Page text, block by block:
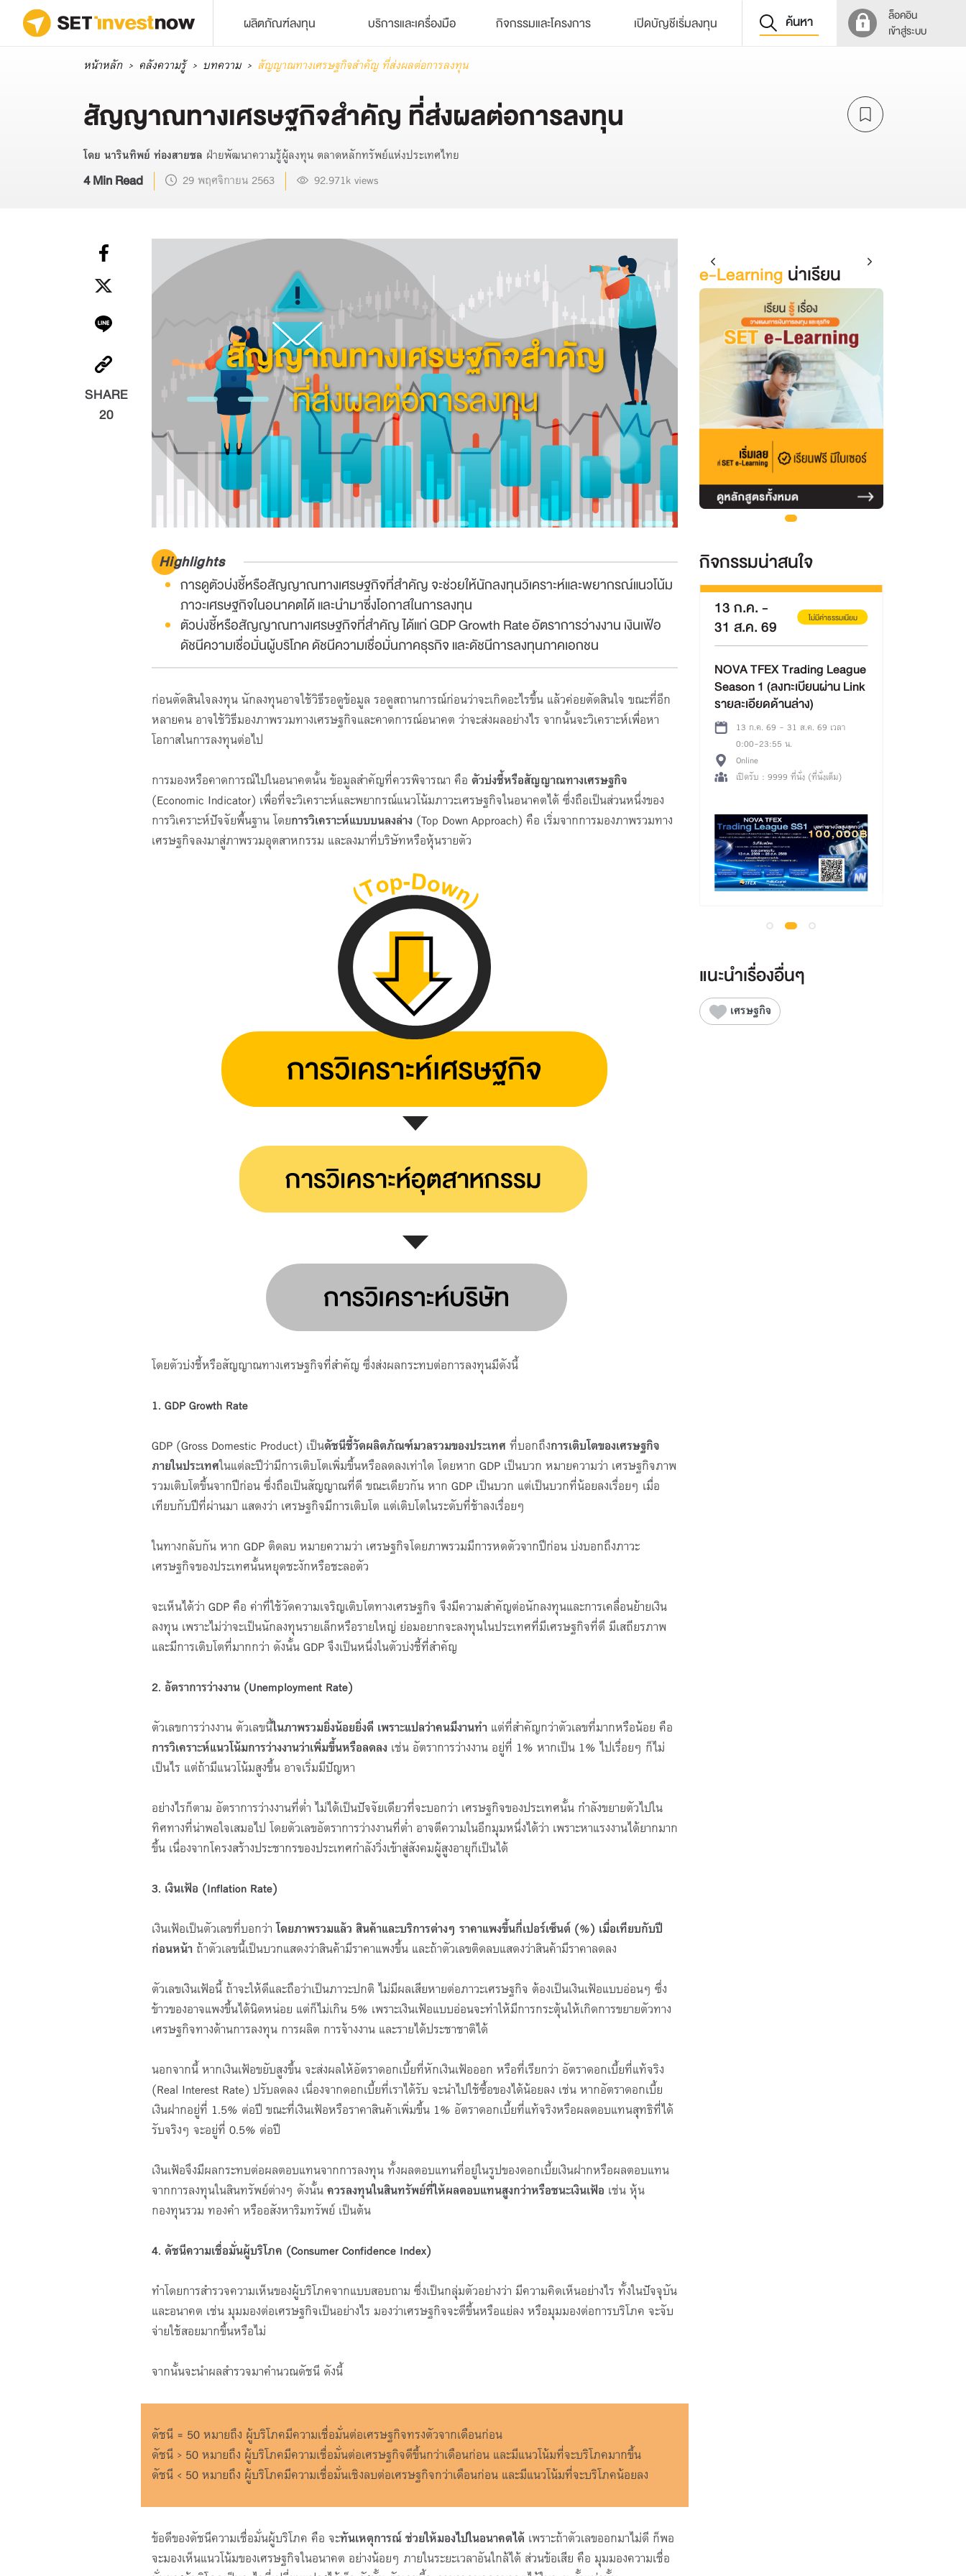
ผลิตภัณฑ์ลงทุน บริการและเครื่องมือ กิจกรรมและโครงการ เปิดบัญชีเริ่มลงทุน ค้นหา
ล็อคอิน
เข้าสู่ระบบ
หน้าหลัก คลังความรู้ บทความ สัญญาณทางเศรษฐกิจสำคัญ ที่ส่งผลต่อการลงทุน
สัญญาณทางเศรษฐกิจสำคัญ ที่ส่งผลต่อการลงทุน
โดย นารินทิพย์ ท่องสายชล ฝ่ายพัฒนาความรู้ผู้ลงทุน ตลาดหลักทรัพย์แห่งประเทศไทย
4 Min Read 29 พฤศจิกายน 2563 92.971k views
SHARE
20
Highlights
การดูตัวบ่งชี้หรือสัญญาณทางเศรษฐกิจที่สำคัญ จะช่วยให้นักลงทุนวิเคราะห์และพยากรณ์แนวโน้ม
ภาวะเศรษฐกิจในอนาคตได้ และนำมาซึ่งโอกาสในการลงทุน
ตัวบ่งชี้หรือสัญญาณทางเศรษฐกิจที่สำคัญ ได้แก่ GDP Growth Rate อัตราการว่างงาน เงินเฟ้อ
ดัชนีความเชื่อมั่นผู้บริโภค ดัชนีความเชื่อมั่นภาคธุรกิจ และดัชนีการลงทุนภาคเอกชน
ก่อนตัดสินใจลงทุน นักลงทุนอาจใช้วิธีรอดูข้อมูล รอดูสถานการณ์ก่อนว่าจะเกิดอะไรขึ้น แล้วค่อยตัดสินใจ ขณะที่อีก
หลายคน อาจใช้วิธีมองภาพรวมทางเศรษฐกิจและคาดการณ์อนาคต ว่าจะส่งผลอย่างไร จากนั้นจะวิเคราะห์เพื่อหา
โอกาสในการลงทุนต่อไป
การมองหรือคาดการณ์ไปในอนาคตนั้น ข้อมูลสำคัญที่ควรพิจารณา คือ ตัวบ่งชี้หรือสัญญาณทางเศรษฐกิจ
(Economic Indicator) เพื่อที่จะวิเคราะห์และพยากรณ์แนวโน้มภาวะเศรษฐกิจในอนาคตได้ ซึ่งถือเป็นส่วนหนึ่งของ
การวิเคราะห์ปัจจัยพื้นฐาน โดยการวิเคราะห์แบบบนลงล่าง(Top Down Approach) คือ เริ่มจากการมองภาพรวมทาง
เศรษฐกิจลงมาสู่ภาพรวมอุตสาหกรรม และลงมาที่บริษัทหรือหุ้นรายตัว
โดยตัวบ่งชี้หรือสัญญาณทางเศรษฐกิจที่สำคัญ ซึ่งส่งผลกระทบต่อการลงทุนมีดังนี้
1. GDP Growth Rate
GDP (Gross Domestic Product) เป็นดัชนีชี้วัดผลิตภัณฑ์มวลรวมของประเทศ ที่บอกถึงการเติบโตของเศรษฐกิจ
ภายในประเทศในแต่ละปีว่ามีการเติบโตเพิ่มขึ้นหรือลดลงเท่าใด โดยหาก GDP เป็นบวก หมายความว่า เศรษฐกิจภาพ
รวมเติบโตขึ้นจากปีก่อน ซึ่งถือเป็นสัญญาณที่ดี ขณะเดียวกัน หาก GDP เป็นบวก แต่เป็นบวกที่น้อยลงเรื่อยๆ เมื่อ
เทียบกับปีที่ผ่านมา แสดงว่า เศรษฐกิจมีการเติบโต แต่เติบโตในระดับที่ช้าลงเรื่อยๆ
ในทางกลับกัน หาก GDP ติดลบ หมายความว่า เศรษฐกิจโดยภาพรวมมีการหดตัวจากปีก่อน บ่งบอกถึงภาวะ
เศรษฐกิจของประเทศนั้นหยุดชะงักหรือชะลอตัว
จะเห็นได้ว่า GDP คือ ค่าที่ใช้วัดความเจริญเติบโตทางเศรษฐกิจ จึงมีความสำคัญต่อนักลงทุนและการเคลื่อนย้ายเงิน
ลงทุน เพราะไม่ว่าจะเป็นนักลงทุนรายเล็กหรือรายใหญ่ ย่อมอยากจะลงทุนในประเทศที่มีเศรษฐกิจที่ดี มีเสถียรภาพ
และมีการเติบโตที่มากกว่า ดังนั้น GDP จึงเป็นหนึ่งในตัวบ่งชี้ที่สำคัญ
2. อัตราการว่างงาน (Unemployment Rate)
ตัวเลขการว่างงาน ตัวเลขนี้ในภาพรวมยิ่งน้อยยิ่งดี เพราะแปลว่าคนมีงานทำแต่ที่สำคัญกว่าตัวเลขที่มากหรือน้อย คือ
การวิเคราะห์แนวโน้มการว่างงานว่าเพิ่มขึ้นหรือลดลงเช่น อัตราการว่างงาน อยู่ที่ 1% หากเป็น 1% ไปเรื่อยๆ ก็ไม่
เป็นไร แต่ถ้ามีแนวโน้มสูงขึ้น อาจเริ่มมีปัญหา
อย่างไรก็ตาม อัตราการว่างงานที่ต่ำ ไม่ได้เป็นปัจจัยเดียวที่จะบอกว่า เศรษฐกิจของประเทศนั้น กำลังขยายตัวไปใน
ทิศทางที่น่าพอใจเสมอไป โดยตัวเลขอัตราการว่างงานที่ต่ำ อาจตีความในอีกมุมหนึ่งได้ว่า เพราะหาแรงงานได้ยากมาก
ขึ้น เนื่องจากโครงสร้างประชากรของประเทศกำลังวิ่งเข้าสู่สังคมผู้สูงอายุก็เป็นได้
3. เงินเฟ้อ (Inflation Rate)
เงินเฟ้อเป็นตัวเลขที่บอกว่าโดยภาพรวมแล้ว สินค้าและบริการต่างๆ ราคาแพงขึ้นกี่เปอร์เซ็นต์ (%) เมื่อเทียบกับปี
ก่อนหน้าถ้าตัวเลขนี้เป็นบวกแสดงว่าสินค้ามีราคาแพงขึ้น และถ้าตัวเลขติดลบแสดงว่าสินค้ามีราคาลดลง
ตัวเลขเงินเฟ้อนี้ ถ้าจะให้ดีและถือว่าเป็นภาวะปกติ ไม่มีผลเสียหายต่อภาวะเศรษฐกิจ ต้องเป็นเงินเฟ้อแบบอ่อนๆ ซึ่ง
ข้าวของอาจแพงขึ้นได้นิดหน่อย แต่ก็ไม่เกิน 5% เพราะเงินเฟ้อแบบอ่อนจะทำให้มีการกระตุ้นให้เกิดการขยายตัวทาง
เศรษฐกิจทางด้านการลงทุน การผลิต การจ้างงาน และรายได้ประชาชาติได้
นอกจากนี้ หากเงินเฟ้อขยับสูงขึ้น จะส่งผลให้อัตราดอกเบี้ยที่หักเงินเฟ้อออก หรือที่เรียกว่า อัตราดอกเบี้ยที่แท้จริง
(Real Interest Rate) ปรับลดลง เนื่องจากดอกเบี้ยที่เราได้รับ จะนำไปใช้ซื้อของได้น้อยลง เช่น หากอัตราดอกเบี้ย
เงินฝากอยู่ที่ 1.5% ต่อปี ขณะที่เงินเฟ้อหรือราคาสินค้าเพิ่มขึ้น 1% อัตราดอกเบี้ยที่แท้จริงหรือผลตอบแทนสุทธิที่ได้
รับจริงๆ จะอยู่ที่ 0.5% ต่อปี
เงินเฟ้อจึงมีผลกระทบต่อผลตอบแทนจากการลงทุน ทั้งผลตอบแทนที่อยู่ในรูปของดอกเบี้ยเงินฝากหรือผลตอบแทน
จากการลงทุนในสินทรัพย์ต่างๆ ดังนั้นควรลงทุนในสินทรัพย์ที่ให้ผลตอบแทนสูงกว่าหรือชนะเงินเฟ้อ เช่น หุ้น
กองทุนรวม ทองคำ หรืออสังหาริมทรัพย์ เป็นต้น
4. ดัชนีความเชื่อมั่นผู้บริโภค (Consumer Confidence Index)
ทำโดยการสำรวจความเห็นของผู้บริโภคจากแบบสอบถาม ซึ่งเป็นกลุ่มตัวอย่างว่า มีความคิดเห็นอย่างไร ทั้งในปัจจุบัน
และอนาคต เช่น มุมมองต่อเศรษฐกิจเป็นอย่างไร มองว่าเศรษฐกิจจะดีขึ้นหรือแย่ลง หรือมุมมองต่อการบริโภค จะจับ
จ่ายใช้สอยมากขึ้นหรือไม่
จากนั้นจะนำผลสำรวจมาคำนวณดัชนี ดังนี้
ดัชนี = 50 หมายถึง ผู้บริโภคมีความเชื่อมั่นต่อเศรษฐกิจทรงตัวจากเดือนก่อน
ดัชนี > 50 หมายถึง ผู้บริโภคมีความเชื่อมั่นต่อเศรษฐกิจดีขึ้นกว่าเดือนก่อน และมีแนวโน้มที่จะบริโภคมากขึ้น
ดัชนี < 50 หมายถึง ผู้บริโภคมีความเชื่อมั่นเชิงลบต่อเศรษฐกิจกว่าเดือนก่อน และมีแนวโน้มที่จะบริโภคน้อยลง
ข้อดีของดัชนีความเชื่อมั่นผู้บริโภค คือ จะทันเหตุการณ์ ช่วยให้มองไปในอนาคตได้เพราะถ้าตัวเลขออกมาไม่ดี ก็พอ
จะมองเห็นแนวโน้มของเศรษฐกิจในอนาคต อย่างน้อยๆ ภายในระยะเวลาอันใกล้ได้ ส่วนข้อเสีย คือ มุมมองความเชื่อ
e-Learning น่าเรียน
กิจกรรมน่าสนใจ
30 พ.ย. 69
ไม่มีค่าธรรมเนียม
โครงการ TFEX Academy+
31 มี.ค. 69 - 30 พ.ย. 69 เวลา
เปิดรับ : 3000 ที่นั่ง (คงเหลือ 856 ที่
นั่ง)
13 ก.ค.-
31 ส.ค. 69
ไม่มีค่าธรรมเนียม
NOVA TFEX Trading League
Season 1 (ลงทะเบียนผ่าน Link
รายละเอียดด้านล่าง)
13 ก.ค. 69 - 31 ส.ค. 69 เวลา
0:00-23:55 น.
Online
เปิดรับ : 9999 ที่นั่ง (ที่นั่งเต็ม)
แนะนำเรื่องอื่นๆ
เศรษฐกิจ